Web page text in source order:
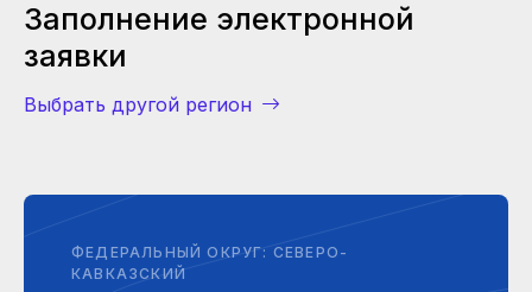
Заполнение электронной
заявки
Выбрать другой регион
ФЕДЕРАЛЬНЫЙ ОКРУГ: СЕВЕРО-
КАВКАЗСКИЙ